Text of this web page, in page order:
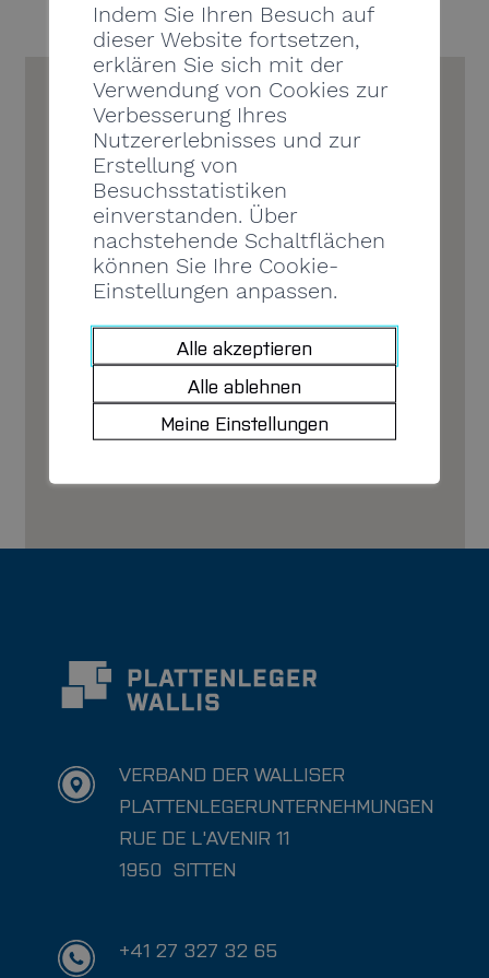
VERBAND DER WALLISER
PLATTENLEGERUNTERNEHMUNGEN
RUE DE L'AVENIR 11
1950 SITTEN
+41 27 327 32 65
Indem Sie Ihren Besuch auf
dieser Website fortsetzen,
erklären Sie sich mit der
Verwendung von Cookies zur
Verbesserung Ihres
Nutzererlebnisses und zur
Erstellung von
Besuchsstatistiken
einverstanden. Über
nachstehende Schaltflächen
können Sie Ihre Cookie-
Einstellungen anpassen.
Alle akzeptieren
Alle ablehnen
Meine Einstellungen